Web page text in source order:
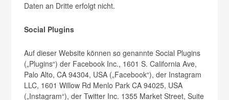
Daten an Dritte erfolgt nicht.
Social Plugins
Auf dieser Website können so genannte Social Plugins
(„Plugins“) der Facebook Inc., 1601 S. California Ave,
Palo Alto, CA 94304, USA („Facebook“), der Instagram
LLC, 1601 Willow Rd Menlo Park CA 94025, USA
(„Instagram“), der Twitter Inc. 1355 Market Street, Suite